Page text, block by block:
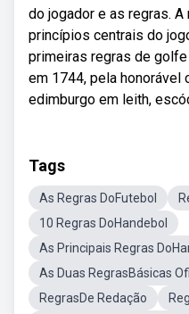
do jogador e as regras.
princípios centrais do
primeiras regras de
em 1744, pela
edimburgo em leith,
Tags
As Regras DoFutebol
10 Regras DoHandebol
As Principais Regras
As Duas RegrasBásicas
RegrasDe Redação